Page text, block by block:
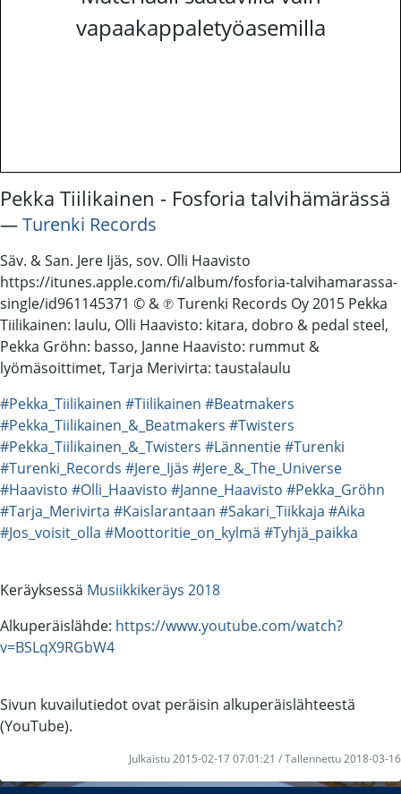
vapaakappaletyöasemilla
Pekka Tiilikainen - Fosforia talvihämärässä
―Turenki Records
Säv. & San. Jere Ijäs, sov. Olli Haavisto
https://itunes.apple.com/fi/album/fosforia-talvihamarassa-
single/id961145371 © & ℗ Turenki Records Oy 2015 Pekka
Tiilikainen: laulu, Olli Haavisto: kitara, dobro & pedal steel,
Pekka Gröhn: basso, Janne Haavisto: rummut &
lyömäsoittimet, Tarja Merivirta: taustalaulu
#Pekka_Tiilikainen #Tiilikainen #Beatmakers
#Pekka_Tiilikainen_&_Beatmakers #Twisters
#Pekka_Tiilikainen_&_Twisters #Lännentie#Turenki
#Turenki_Records #Jere_Ijäs #Jere_&_The_Universe
#Haavisto #Olli_Haavisto #Janne_Haavisto #Pekka_Gröhn
#Tarja_Merivirta #Kaislarantaan #Sakari_Tiikkaja #Aika
#Jos_voisit_olla #Moottoritie_on_kylmä #Tyhjä_paikka
Keräyksessä Musiikkikeräys 2018
Alkuperäislähde: https://www.youtube.com/watch?
v=BSLqX9RGbW4
Sivun kuvailutiedot ovat peräisin alkuperäislähteestä
(YouTube).
Julkaistu 2015-02-17 07:01:21 / Tallennettu 2018-03-16